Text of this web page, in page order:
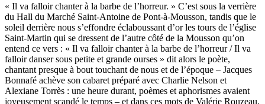
« Il va falloir chanter à la barbe de l’horreur. » C’est sous la verrière
du Hall du Marché Saint-Antoine de Pont-à-Mousson, tandis que le
soleil derrière nous s’effondre éclaboussant d’or les tours de l’église
Saint-Martin qui se dressent de l’autre côté de la Mousson qu’on
entend ce vers : « Il va falloir chanter à la barbe de l’horreur / Il va
falloir danser sous petite et grande ourses » dit alors le poète,
chantant presque à bout touchant de nous et de l’époque – Jacques
Bonnafé achève son cabaret préparé avec Charlie Nelson et
Alexiane Torrès : une heure durant, poèmes et aphorismes avaient
joyeusement scandé le temps – et dans ces mots de Valérie Rouzeau,